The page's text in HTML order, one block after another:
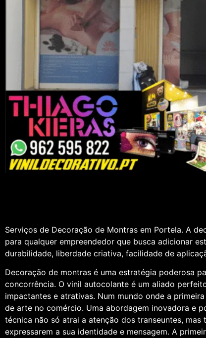
Serviços de Decoração de Montras em Portela. A
para qualquer empreendedor que busca adicionar
durabilidade, liberdade criativa, facilidade de
Decoração de montras é uma estratégia poderosa
concorrência. O vinil autocolante é um aliado
impactantes e atrativas. Num mundo onde a
de arte no comércio. Uma abordagem inovadora e
técnica não só atrai a atenção dos transeuntes,
expressarem a sua identidade e mensagem. A